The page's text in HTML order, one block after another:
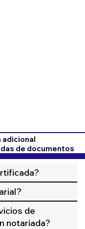
de documentos
de
notariada?